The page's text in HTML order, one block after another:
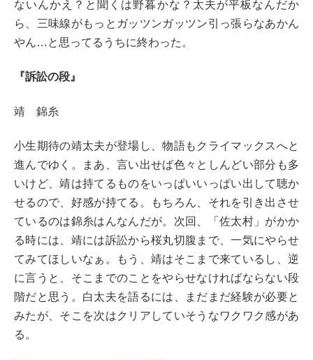
ないんかえ？と聞くは野暮かな？太夫が平板なんだか
ら、三味線がもっとガッツンガッツン引っ張らなあかん
やん…と思ってるうちに終わった。
『訴訟の段』
靖 錦糸
小生期待の靖太夫が登場し、物語もクライマックスへと
進んでゆく。まあ、言い出せば色々としんどい部分も多
いけど、靖は持てるものをいっぱいいっぱい出して聴か
せるので、好感が持てる。もちろん、それを引き出させ
ているのは錦糸はんなんだが。次回、「佐太村」がかか
る時には、靖には訴訟から桜丸切腹まで、一気にやらせ
てみてほしいなぁ。もう、靖はそこまで来ているし、逆
に言うと、そこまでのことをやらせなければならない段
階だと思う。白太夫を語るには、まだまだ経験が必要と
みたが、そこを次はクリアしていそうなワクワク感があ
る。